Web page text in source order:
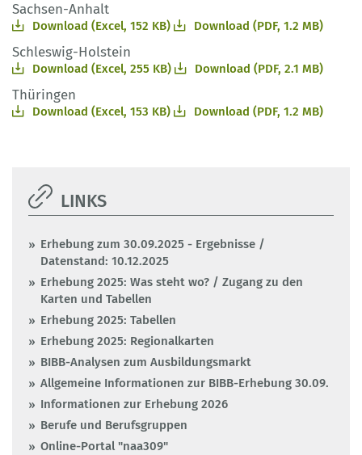
Sachsen-Anhalt
Download (Excel, 152 KB) Download (PDF, 1.2 MB)
Schleswig-Holstein
Download (Excel, 255 KB) Download (PDF, 2.1 MB)
Thüringen
Download (Excel, 153 KB) Download (PDF, 1.2 MB)
LINKS
Erhebung zum 30.09.2025 - Ergebnisse /
Datenstand: 10.12.2025
Erhebung 2025: Was steht wo? / Zugang zu den
Karten und Tabellen
Erhebung 2025: Tabellen
Erhebung 2025: Regionalkarten
BIBB-Analysen zum Ausbildungsmarkt
Allgemeine Informationen zur BIBB-Erhebung 30.09.
Informationen zur Erhebung 2026
Berufe und Berufsgruppen
Online-Portal "naa309"